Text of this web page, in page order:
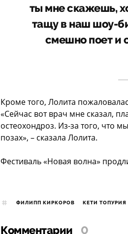
ты мне скажешь,
тащу в наш шоу-
смешно поет и
Кроме того, Лолита
«Сейчас вот врач мне сказал,
остеохондроз. Из-за того, что
позах», – сказала Лолита.
Фестиваль «Новая волна»
ФИЛИПП КИРКОРОВ КЕТИ ТОПУРИЯ
Комментарии 0